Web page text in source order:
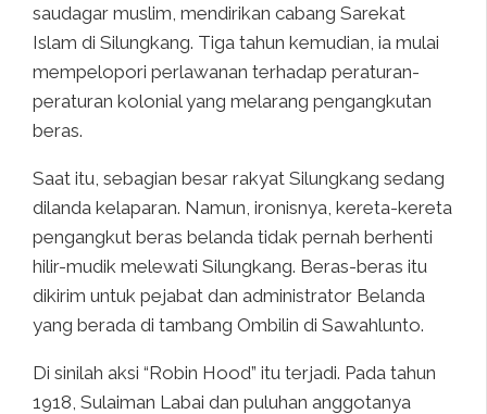
saudagar muslim, mendirikan cabang Sarekat
Islam di Silungkang. Tiga tahun kemudian, ia mulai
mempelopori perlawanan terhadap peraturan-
peraturan kolonial yang melarang pengangkutan
beras.
Saat itu, sebagian besar rakyat Silungkang sedang
dilanda kelaparan. Namun, ironisnya, kereta-kereta
pengangkut beras belanda tidak pernah berhenti
hilir-mudik melewati Silungkang. Beras-beras itu
dikirim untuk pejabat dan administrator Belanda
yang berada di tambang Ombilin di Sawahlunto.
Di sinilah aksi “Robin Hood” itu terjadi. Pada tahun
1918, Sulaiman Labai dan puluhan anggotanya